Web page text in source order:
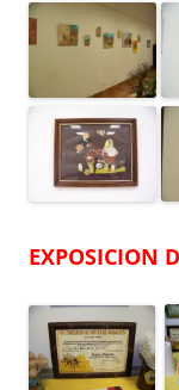
EXPOSICION